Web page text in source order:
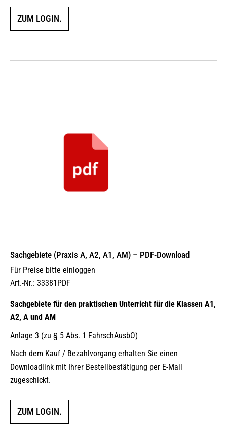
ZUM LOGIN.
Sachgebiete (Praxis A, A2, A1, AM) – PDF-Download
Für Preise bitte einloggen
Art.-Nr.: 33381PDF
Sachgebiete für den praktischen Unterricht für die Klassen A1,
A2, A und AM
Anlage 3 (zu § 5 Abs. 1 FahrschAusbO)
Nach dem Kauf / Bezahlvorgang erhalten Sie einen
Downloadlink mit Ihrer Bestellbestätigung per E-Mail
zugeschickt.
ZUM LOGIN.